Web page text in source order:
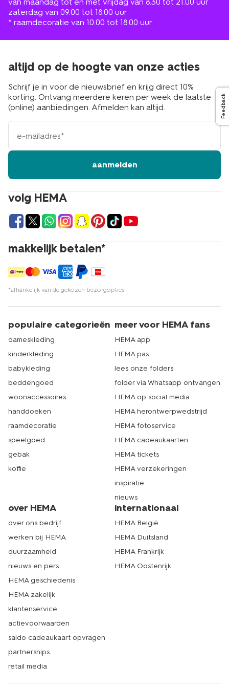
zaterdag van 09.00 tot 18.00 uur
* raamdecoratie van 10.00 tot 18.00 uur
volg HEMA
makkelijk betalen*
*afhankelijk van de gekozen bezorgopties
altijd op de hoogte van onze acties
Schrijf je in voor de nieuwsbrief en krijg direct 10%
korting. Ontvang meerdere keren per week de laatste
(online) aanbiedingen. Afmelden kan altijd.
e-
mailadres
aanmelden
populaire categorieën
dameskleding
kinderkleding
babykleding
beddengoed
woonaccessoires
handdoeken
raamdecoratie
speelgoed
gebak
koffie
meer voor HEMA fans
HEMA app
HEMA pas
lees onze folders
folder via Whatsapp ontvangen
HEMA op social media
HEMA herontwerpwedstrijd
HEMA fotoservice
HEMA cadeaukaarten
HEMA tickets
HEMA verzekeringen
inspiratie
nieuws
over HEMA
over ons bedrijf
werken bij HEMA
duurzaamheid
nieuws en pers
HEMA geschiedenis
HEMA zakelijk
klantenservice
actievoorwaarden
saldo cadeaukaart opvragen
partnerships
retail media
internationaal
HEMA België
HEMA Duitsland
HEMA Frankrijk
HEMA Oostenrijk
Feedback